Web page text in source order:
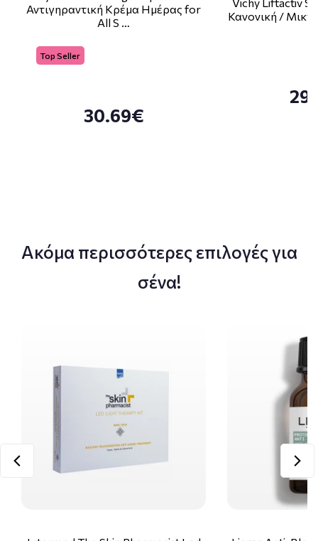
Αντιγηραντική Κρέμα Ημέρας for
All S …
Top Seller
30.69€
Κανονική /
Ακόμα περισσότερες επιλογές για
σένα!